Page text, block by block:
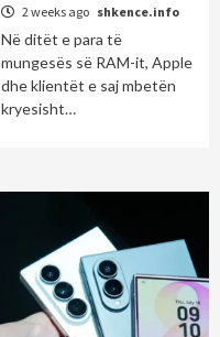
2 weeks ago shkence.info
Në ditët e para të
mungesës së RAM-it, Apple
dhe klientët e saj mbetën
kryesisht…